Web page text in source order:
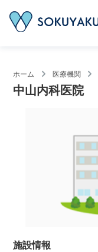
ホーム 医療機関
中山内科医院
施設情報